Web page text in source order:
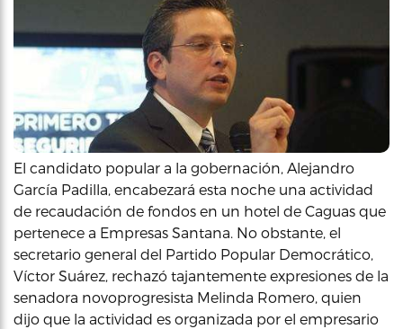
El candidato popular a la gobernación, Alejandro
García Padilla, encabezará esta noche una actividad
de recaudación de fondos en un hotel de Caguas que
pertenece a Empresas Santana. No obstante, el
secretario general del Partido Popular Democrático,
Víctor Suárez, rechazó tajantemente expresiones de la
senadora novoprogresista Melinda Romero, quien
dijo que la actividad es organizada por el empresario